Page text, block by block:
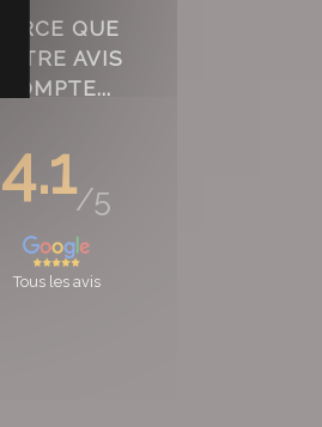
PARCE QUE
VOTRE AVIS
COMPTE...
4.1/5
Tous les avis